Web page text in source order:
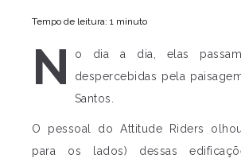
Tempo de leitura: 1 minuto
N
o dia a dia, elas passam
despercebidas pela
Santos.
O pessoal do Attitude Riders
para os lados) dessas